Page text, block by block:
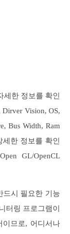
한 정보를 확인
Vision, OS,
Bus Width, Ram
세한 정보를 확인
GL/OpenCL
드시 필요한 기능
터링 프로그램이
므로, 어디서나